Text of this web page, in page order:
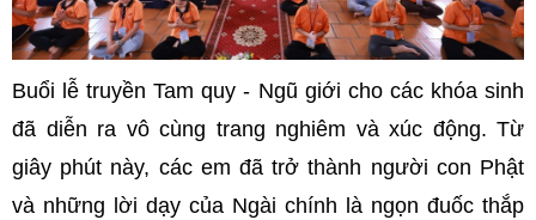
Buổi lễ truyền Tam quy - Ngũ giới cho các khóa sinh
đã diễn ra vô cùng trang nghiêm và xúc động. Từ
giây phút này, các em đã trở thành người con Phật
và những lời dạy của Ngài chính là ngọn đuốc thắp